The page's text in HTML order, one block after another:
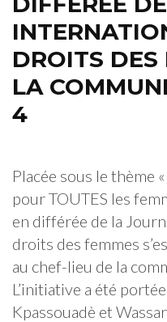
DROITS DES
LA
4
Placée sous le thème
pour TOUTES les
en différée de la
droits des femmes
au chef-lieu de la
L’initiative a été
Kpassouadè et